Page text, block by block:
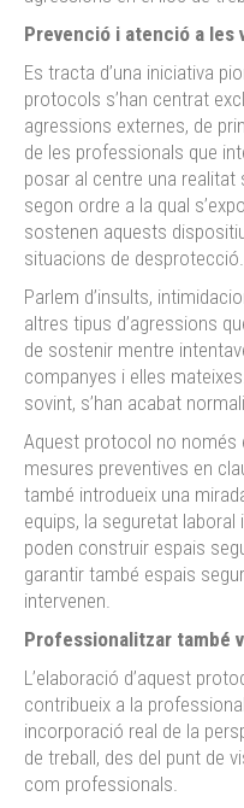
Prevenció i atenció a les
Es tracta d’una iniciativa
protocols s’han centrat
agressions externes, de
de les professionals que
posar al centre una realitat
segon ordre a la qual
sostenen aquests
situacions de desprotecció.
Parlem d’insults,
altres tipus d’agressions
de sostenir mentre
companyes i elles
sovint, s’han acabat
Aquest protocol no només
mesures preventives en
també introdueix una
equips, la seguretat
poden construir espais
garantir també espais
intervenen.
Professionalitzar també
L’elaboració d’aquest
contribueix a la
incorporació real de la
de treball, des del punt de
com professionals.